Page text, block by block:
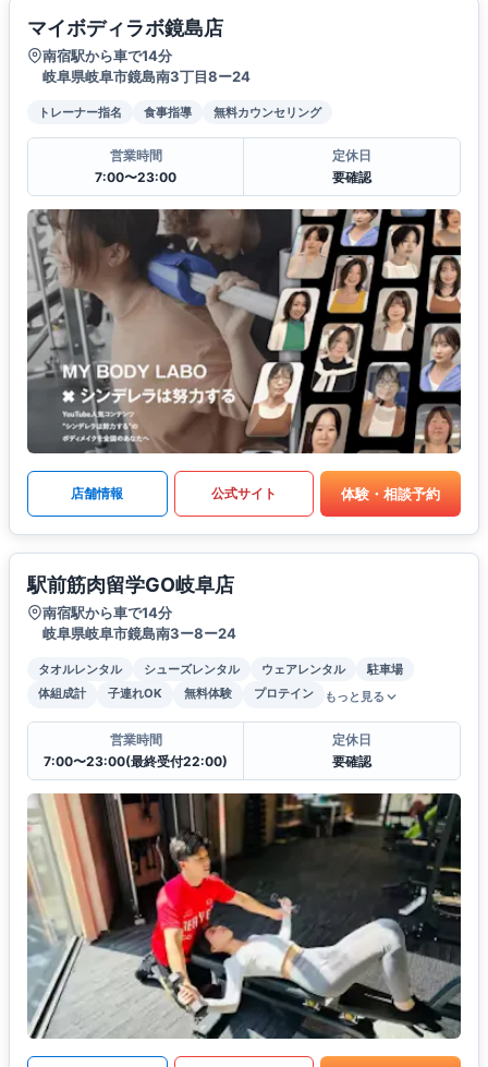
マイボディラボ鏡島店
南宿駅から車で14分
岐阜県岐阜市鏡島南3丁目8ー24
トレーナー指名 食事指導 無料カウンセリング
営業時間
7:00〜23:00
定休日
要確認
店舗情報 公式サイト 体験・相談予約
駅前筋肉留学GO岐阜店
南宿駅から車で14分
岐阜県岐阜市鏡島南3ー8ー24
タオルレンタル シューズレンタル ウェアレンタル
駐車場
体組成計
子連れOK 無料体験 プロテイン もっと見る
営業時間
7:00〜23:00(最終受付22:00)
定休日
要確認